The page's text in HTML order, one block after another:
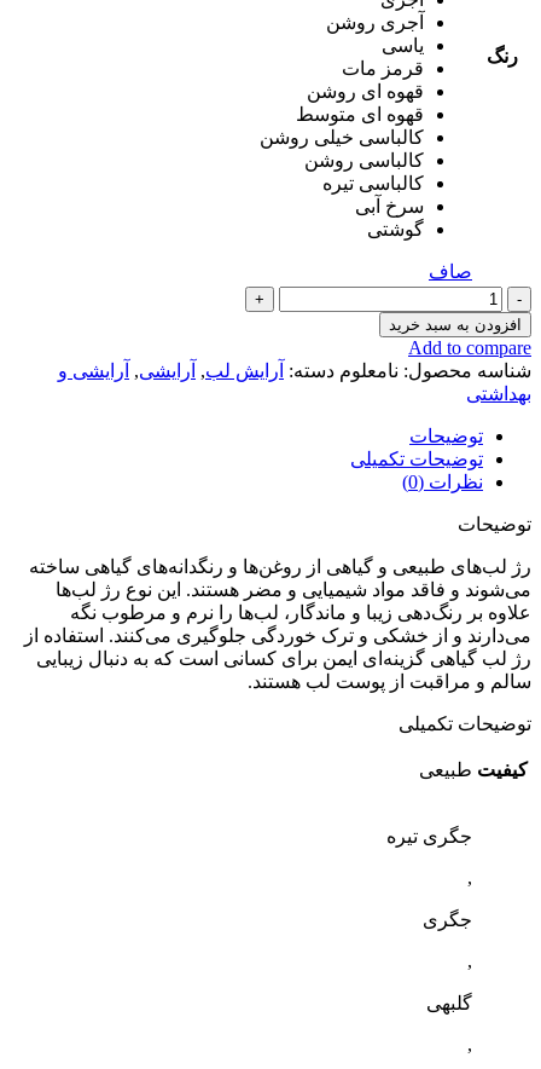
رنگ
آجری روشن
یاسی
قرمز مات
قهوه ای روشن
قهوه ای متوسط
کالباسی خیلی روشن
کالباسی روشن
کالباسی تیره
سرخ آبی
گوشتی
صاف
رژ
لب
عدد
افزودن به سبد خرید
Add to compare
شناسه محصول: نامعلوم دسته: آرایش لب, آرایشی, آرایشی و
بهداشتی
توضیحات
توضیحات تکمیلی
نظرات (0)
توضیحات
رژ لب‌های طبیعی و گیاهی از روغن‌ها و رنگدانه‌های گیاهی ساخته
می‌شوند و فاقد مواد شیمیایی و مضر هستند. این نوع رژ لب‌ها
علاوه بر رنگ‌دهی زیبا و ماندگار، لب‌ها را نرم و مرطوب نگه
می‌دارند و از خشکی و ترک خوردگی جلوگیری می‌کنند. استفاده از
رژ لب گیاهی گزینه‌ای ایمن برای کسانی است که به دنبال زیبایی
سالم و مراقبت از پوست لب هستند.
توضیحات تکمیلی
کیفیت طبیعی
جگری تیره
,
جگری
,
گلبهی
,